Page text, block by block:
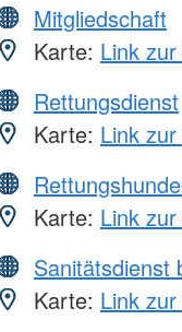
Mitgliedschaft
Karte: Link
Rettungsdienst
Karte: Link
Karte: Link
Sanitätsdienst
Karte: Link